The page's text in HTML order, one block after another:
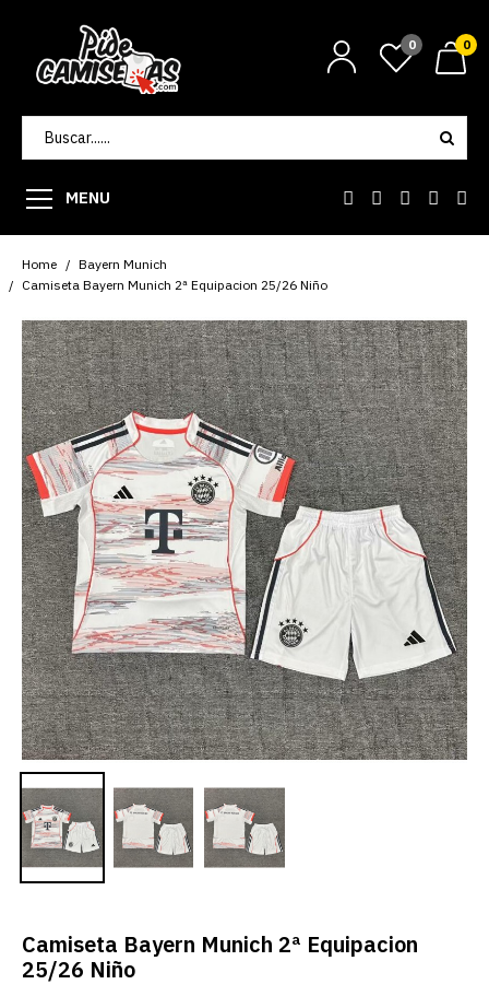
0 0
MENU
Home
Bayern Munich
Camiseta Bayern Munich 2ª Equipacion 25/26 Niño
Camiseta Bayern Munich 2ª Equipacion
25/26 Niño